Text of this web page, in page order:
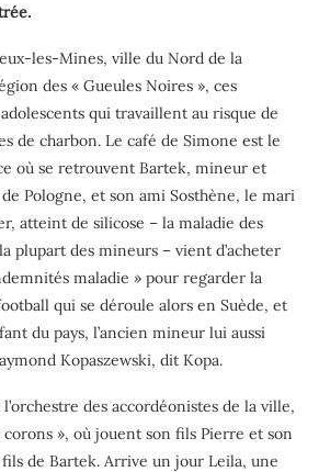
les-Mines, ville du Nord de la
des « Gueules Noires », ces
qui travaillent au risque de
de charbon. Le café de Simone est le
où se retrouvent Bartek, mineur et
Pologne, et son ami Sosthène, le mari
atteint de silicose – la maladie des
plupart des mineurs – vient d’acheter
maladie » pour regarder la
qui se déroule alors en Suède, et
du pays, l’ancien mineur lui aussi
Kopaszewski, dit Kopa.
des accordéonistes de la ville,
corons », où jouent son fils Pierre et son
de Bartek. Arrive un jour Leila, une